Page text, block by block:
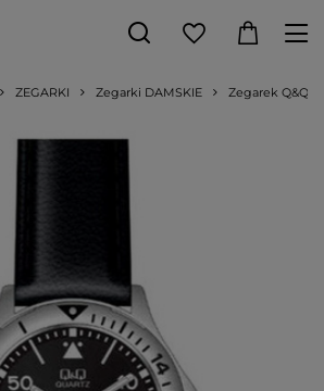
ZEGARKI Zegarki DAMSKIE Zegarek Q&Q